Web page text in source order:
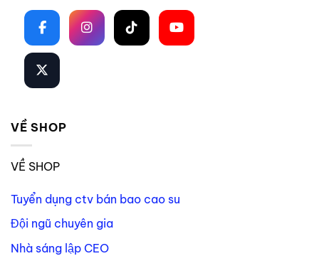
VỀ SHOP
VỀ SHOP
Tuyển dụng ctv bán bao cao su
Đội ngũ chuyên gia
Nhà sáng lập CEO